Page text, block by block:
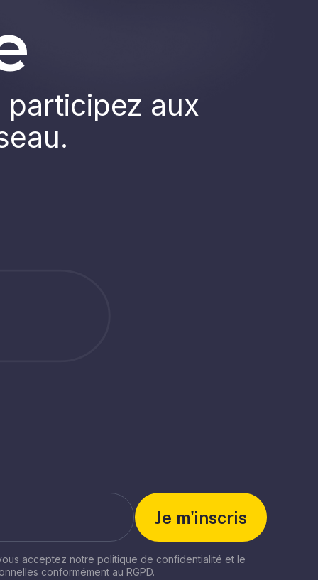
aux
acceptez notre politique de confidentialité et le
conformément au RGPD.